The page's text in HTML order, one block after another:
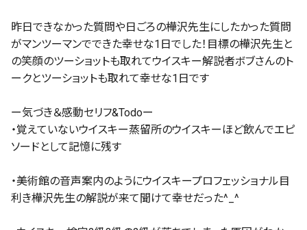
昨日できなかった質問や日ごろの樺沢先生にしたかった質問
がマンツーマンでできた幸せな1日でした！目標の樺沢先生と
の笑顔のツーショットも取れてウイスキー解説者ボブさんのト
ークとツーショットも取れて幸せな1日です
ー気づき＆感動セリフ&Todoー
・覚えていないウイスキー蒸留所のウイスキーほど飲んでエピ
ソードとして記憶に残す
・美術館の音声案内のようにウイスキープロフェッショナル目
利き樺沢先生の解説が来て聞けて幸せだった^_^